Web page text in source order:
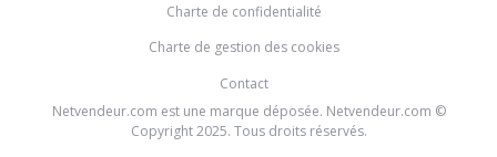
Charte de confidentialité
Charte de gestion des cookies
Contact
Netvendeur.com est une marque déposée. Netvendeur.com ©
Copyright 2025. Tous droits réservés.